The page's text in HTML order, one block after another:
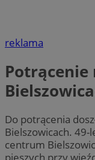
reklama
Do potrącenia
Bielszowicach.
centrum